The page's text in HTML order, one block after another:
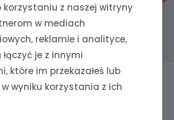
Nie pamiętasz hasła?
z naszej witryny
w mediach
reklamie i analityce,
je z innymi
które im przekazałeś lub
wyniku korzystania z ich